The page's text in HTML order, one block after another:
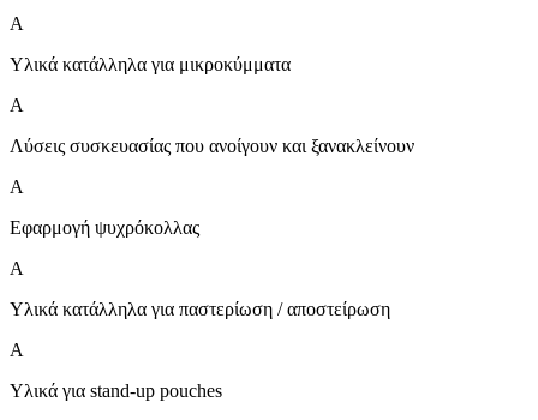
A
Υλικά κατάλληλα για μικροκύμματα
A
Λύσεις συσκευασίας που ανοίγουν και ξανακλείνουν
A
Εφαρμογή ψυχρόκολλας
A
Υλικά κατάλληλα για παστερίωση / αποστείρωση
A
Υλικά για stand-up pouches